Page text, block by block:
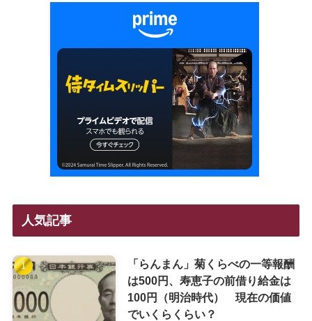
人気記事
「らんまん」菊くらべの一等報酬
は500円、寿恵子の前借り給金は
100円（明治時代） 現在の価値
でいくらくらい？